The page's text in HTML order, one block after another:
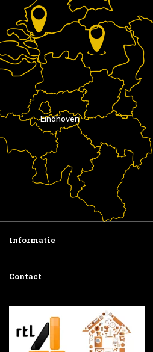
Eindhoven
Informatie
Contact